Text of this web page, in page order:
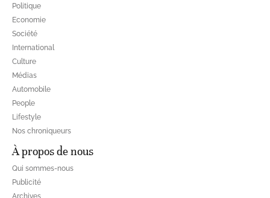
Politique
Economie
Société
International
Culture
Médias
Automobile
People
Lifestyle
Nos chroniqueurs
À propos de nous
Qui sommes-nous
Publicité